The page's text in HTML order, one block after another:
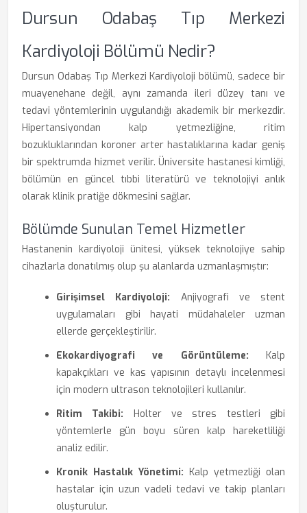
Dursun Odabaş Tıp Merkezi
Kardiyoloji Bölümü Nedir?
Dursun Odabaş Tıp Merkezi Kardiyoloji bölümü, sadece bir
muayenehane değil, aynı zamanda ileri düzey tanı ve
tedavi yöntemlerinin uygulandığı akademik bir merkezdir.
Hipertansiyondan kalp yetmezliğine, ritim
bozukluklarından koroner arter hastalıklarına kadar geniş
bir spektrumda hizmet verilir. Üniversite hastanesi kimliği,
bölümün en güncel tıbbi literatürü ve teknolojiyi anlık
olarak klinik pratiğe dökmesini sağlar.
Bölümde Sunulan Temel Hizmetler
Hastanenin kardiyoloji ünitesi, yüksek teknolojiye sahip
cihazlarla donatılmış olup şu alanlarda uzmanlaşmıştır:
Girişimsel Kardiyoloji: Anjiyografi ve stent
uygulamaları gibi hayati müdahaleler uzman
ellerde gerçekleştirilir.
Ekokardiyografi ve Görüntüleme: Kalp
kapakçıkları ve kas yapısının detaylı incelenmesi
için modern ultrason teknolojileri kullanılır.
Ritim Takibi: Holter ve stres testleri gibi
yöntemlerle gün boyu süren kalp hareketliliği
analiz edilir.
Kronik Hastalık Yönetimi: Kalp yetmezliği olan
hastalar için uzun vadeli tedavi ve takip planları
oluşturulur.